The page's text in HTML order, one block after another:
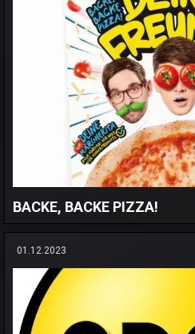
BACKE, BACKE PIZZA!
01.12.2023